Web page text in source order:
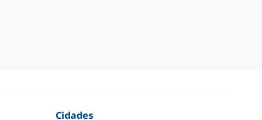
Cidades